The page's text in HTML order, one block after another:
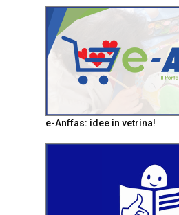
e-Anffas: idee in vetrina!